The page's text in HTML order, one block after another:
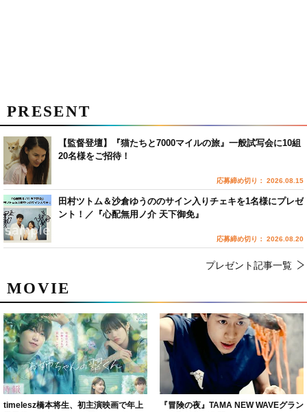
MOVIE
timelesz橋本将生、初主演映画で年上
『冒険の夜』TAMA NEW WAVEグラン
PRESENT
【監督登壇】『猫たちと7000マイルの旅』一般試写会に10組
20名様をご招待！
応募締め切り： 2026.08.15
田村ツトム＆沙倉ゆうののサイン入りチェキを1名様にプレゼ
ント！／『心配無用ノ介 天下御免』
応募締め切り： 2026.08.20
プレゼント記事一覧